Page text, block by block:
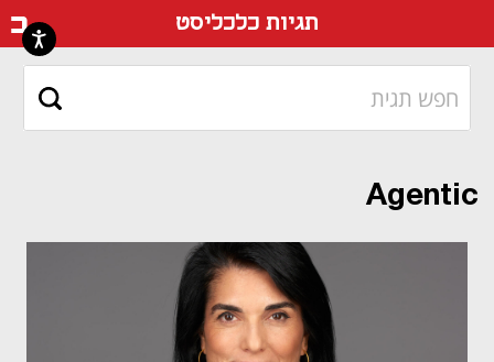
תגיות כלכליסט
Agentic